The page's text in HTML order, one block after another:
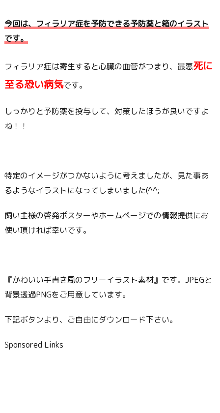
今回は、フィラリア症を予防できる予防薬と箱のイラスト
です。
フィラリア症は寄生すると心臓の血管がつまり、最悪死に
至る恐い病気です。
しっかりと予防薬を投与して、対策したほうが良いですよ
ね！！
特定のイメージがつかないように考えましたが、見た事あ
るようなイラストになってしまいました(^^;
飼い主様の啓発ポスターやホームページでの情報提供にお
使い頂ければ幸いです。
『かわいい手書き風のフリーイラスト素材』です。JPEGと
背景透過PNGをご用意しています。
下記ボタンより、ご自由にダウンロード下さい。
Sponsored Links